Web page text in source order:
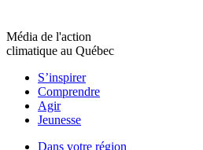
Média de l'action
climatique au Québec
S’inspirer
Comprendre
Agir
Jeunesse
Dans votre région